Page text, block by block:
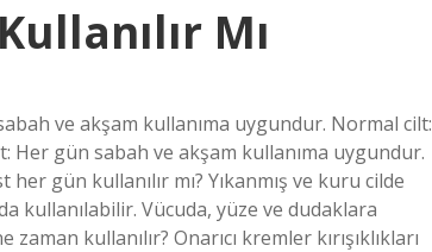
Mı
ve akşam kullanıma uygundur. Normal cilt:
Her gün sabah ve akşam kullanıma uygundur.
gün kullanılır mı? Yıkanmış ve kuru cilde
kullanılabilir. Vücuda, yüze ve dudaklara
kullanılır? Onarıcı kremler kırışıklıkları